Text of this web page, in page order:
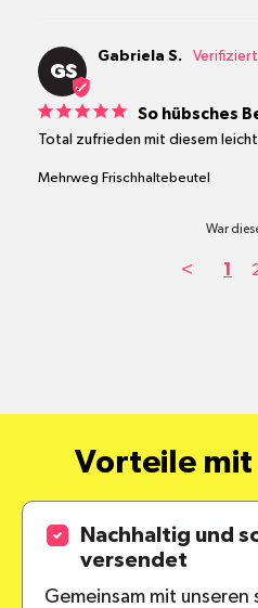
GS
Gabriela S.
So hübsches
Total zufrieden mit diesem
Mehrweg Frischhaltebeutel
War
< 1
Vorteile mit
Nachhaltig und
versendet
Gemeinsam mit unseren